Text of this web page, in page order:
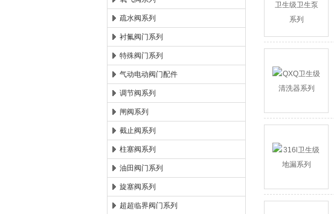
疏水阀系列
衬氟阀门系列
特殊阀门系列
气动电动阀门配件
调节阀系列
闸阀系列
截止阀系列
柱塞阀系列
油田阀门系列
旋塞阀系列
超超临界阀门系列